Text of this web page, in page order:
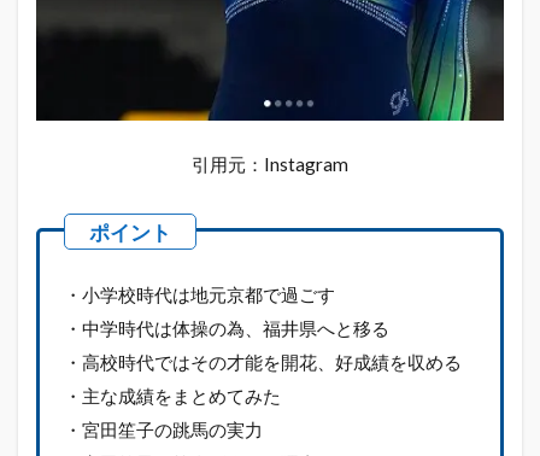
収め
る
1.4
成績
をま
てみ
た
引用元：Instagram
・小学校時代は地元京都で過ごす
・中学時代は体操の為、福井県へと移る
・高校時代ではその才能を開花、好成績を収める
・主な成績をまとめてみた
・宮田笙子の跳馬の実力